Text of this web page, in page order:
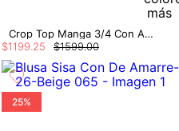
Crop Top Manga 3/4 Con Amarre En Espalda
$1599.00
$1199.25
25%